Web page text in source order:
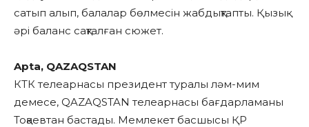
сатып алып, балалар бөлмесін жабдықтапты. Қызық
әрі баланс сақталған сюжет.
Apta, QAZAQSTAN
КТК телеарнасы президент туралы ләм-мим
демесе, QAZAQSTAN телеарнасы бағдарламаны
Тоқаевтан бастады. Мемлекет басшысы ҚР